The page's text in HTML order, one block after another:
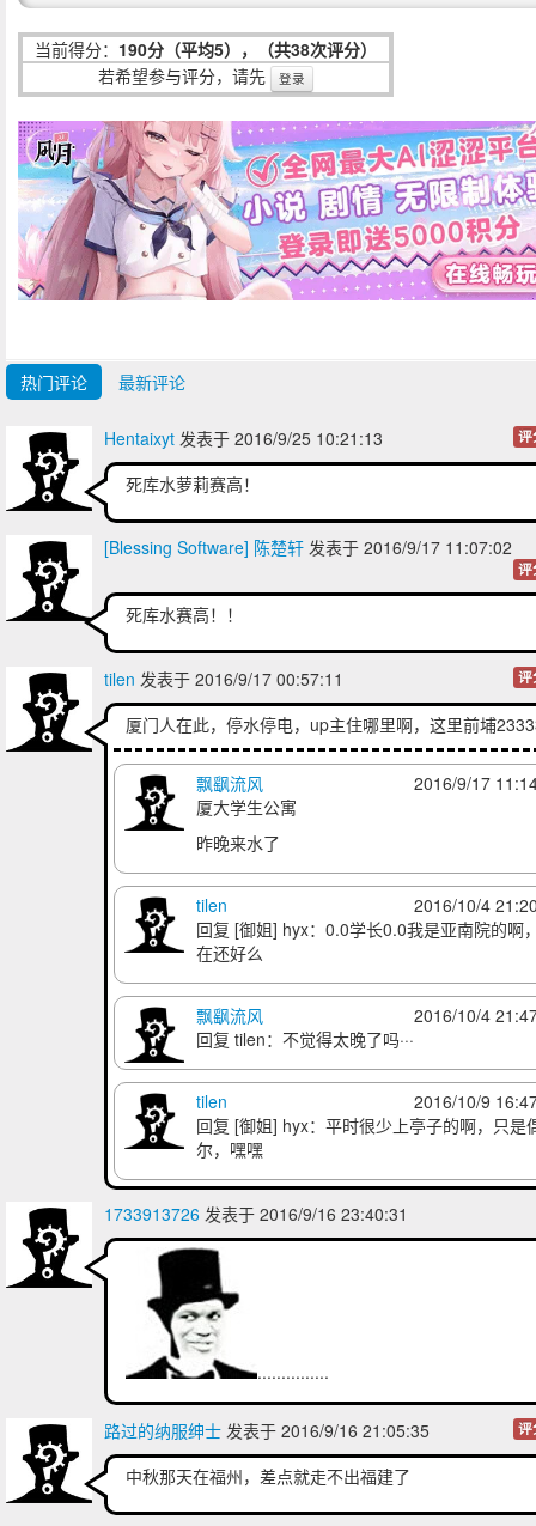
当前得分： 190分（平均5），（共38次评分）
若希望参与评分，请先
登录
热门评论 最新评论
Hentaixyt 发表于 2016/9/25 10:21:13 评
死库水萝莉赛高！
[Blessing Software] 陈楚轩 发表于 2016/9/17 11:07:02
评
死库水赛高！！
tilen 发表于 2016/9/17 00:57:11 评
厦门人在此，停水停电，up主住哪里啊，这里前埔
2016/9/17
飘飖流风
厦大学生公寓
昨晚来水了
2016/10/4
tilen
回复 [御姐] hyx：0.0学长0.0我是亚南院的啊
在还好么
2016/10/4
飘飖流风
回复tilen：不觉得太晚了吗···
2016/10/9
tilen
回复 [御姐] hyx：平时很少上亭子的啊，只是
尔，嘿嘿
1733913726 发表于 2016/9/16 23:40:31
...............
路过的纳服绅士 发表于 2016/9/16 21:05:35 评
中秋那天在福州，差点就走不出福建了